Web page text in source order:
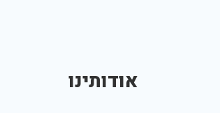
אודותינו